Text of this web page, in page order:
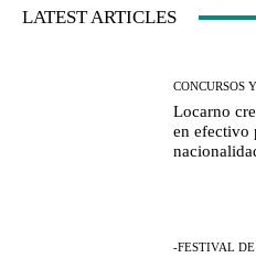
LATEST ARTICLES
CONCURSOS
Locarno
en efectivo
-FESTIVAL